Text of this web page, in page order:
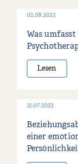
02.08.2023
Was
Lesen
12.07.2023
einer